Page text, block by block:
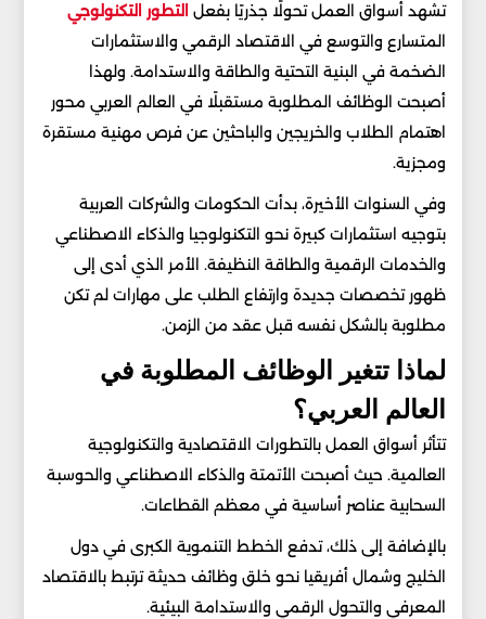
تشهد أسواق العمل تحولًا جذريًا بفعل التطور التكنولوجي
المتسارع والتوسع في الاقتصاد الرقمي والاستثمارات
الضخمة في البنية التحتية والطاقة والاستدامة. ولهذا
أصبحت الوظائف المطلوبة مستقبلًا في العالم العربي محور
اهتمام الطلاب والخريجين والباحثين عن فرص مهنية مستقرة
ومجزية.
وفي السنوات الأخيرة، بدأت الحكومات والشركات العربية
بتوجيه استثمارات كبيرة نحو التكنولوجيا والذكاء الاصطناعي
والخدمات الرقمية والطاقة النظيفة. الأمر الذي أدى إلى
ظهور تخصصات جديدة وارتفاع الطلب على مهارات لم تكن
مطلوبة بالشكل نفسه قبل عقد من الزمن.
لماذا تتغير الوظائف المطلوبة في
العالم العربي؟
تتأثر أسواق العمل بالتطورات الاقتصادية والتكنولوجية
العالمية. حيث أصبحت الأتمتة والذكاء الاصطناعي والحوسبة
السحابية عناصر أساسية في معظم القطاعات.
بالإضافة إلى ذلك، تدفع الخطط التنموية الكبرى في دول
الخليج وشمال أفريقيا نحو خلق وظائف حديثة ترتبط بالاقتصاد
المعرفي والتحول الرقمي والاستدامة البيئية.